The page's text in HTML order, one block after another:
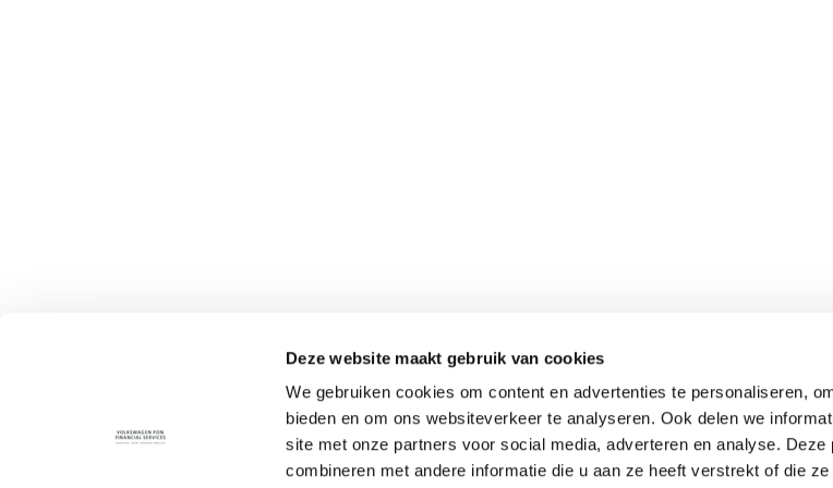
Deze website maakt gebruik van cookies
We gebruiken cookies om content en advertenties te personaliseren,
bieden en om ons websiteverkeer te analyseren. Ook delen we
site met onze partners voor social media, adverteren en analyse. Deze
combineren met andere informatie die u aan ze heeft verstrekt of die